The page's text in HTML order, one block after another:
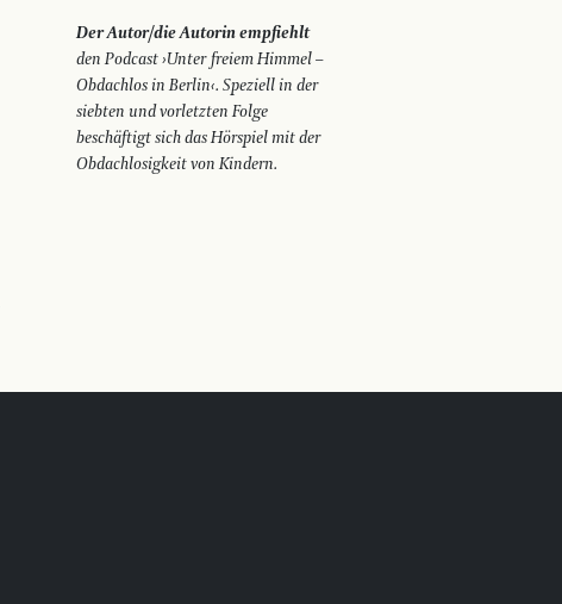
Der Autor/die Autorin empfiehlt
den Podcast ›Unter freiem Himmel –
Obdachlos in Berlin‹. Speziell in der
siebten und vorletzten Folge
beschäftigt sich das Hörspiel mit der
Obdachlosigkeit von Kindern.